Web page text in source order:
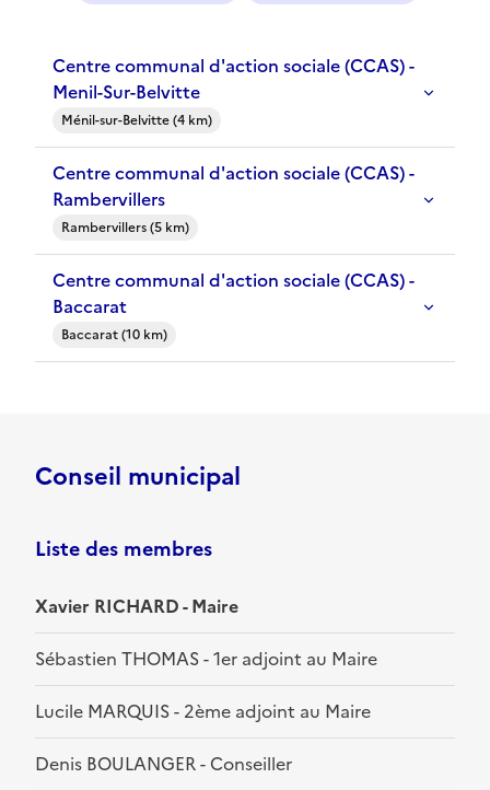
Centre communal d'action sociale (CCAS) -
Menil-Sur-Belvitte
Ménil-sur-Belvitte (4 km)
Centre communal d'action sociale (CCAS) -
Rambervillers
Rambervillers (5 km)
Centre communal d'action sociale (CCAS) -
Baccarat
Baccarat (10 km)
Conseil municipal
Liste des membres
Xavier RICHARD - Maire
Sébastien THOMAS - 1er adjoint au Maire
Lucile MARQUIS - 2ème adjoint au Maire
Denis BOULANGER - Conseiller